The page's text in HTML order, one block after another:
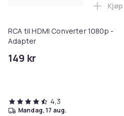
RCA til HDMI Converter 1080p -
Adapter
149 kr
Kjøp
4,3
mandag, 17 aug.